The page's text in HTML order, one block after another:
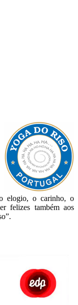
elogio, o carinho, o
felizes também aos